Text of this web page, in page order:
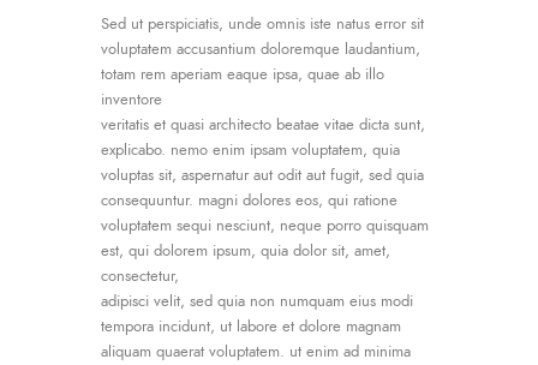
Sed ut perspiciatis, unde omnis iste natus error sit
voluptatem accusantium doloremque laudantium,
totam rem aperiam eaque ipsa, quae ab illo
inventore
veritatis et quasi architecto beatae vitae dicta sunt,
explicabo. nemo enim ipsam voluptatem, quia
voluptas sit, aspernatur aut odit aut fugit, sed quia
consequuntur. magni dolores eos, qui ratione
voluptatem sequi nesciunt, neque porro quisquam
est, qui dolorem ipsum, quia dolor sit, amet,
consectetur,
adipisci velit, sed quia non numquam eius modi
tempora incidunt, ut labore et dolore magnam
aliquam quaerat voluptatem. ut enim ad minima